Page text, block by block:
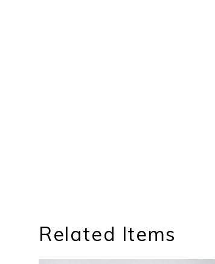
Related Items